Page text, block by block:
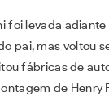
foi levada
pai, mas voltou
fábricas de
de